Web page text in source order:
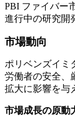
PBI ファイバー
進行中の研究開
市場動向
ポリベンズイミ
労働者の安全、
拡大に影響を与
市場成長の原動